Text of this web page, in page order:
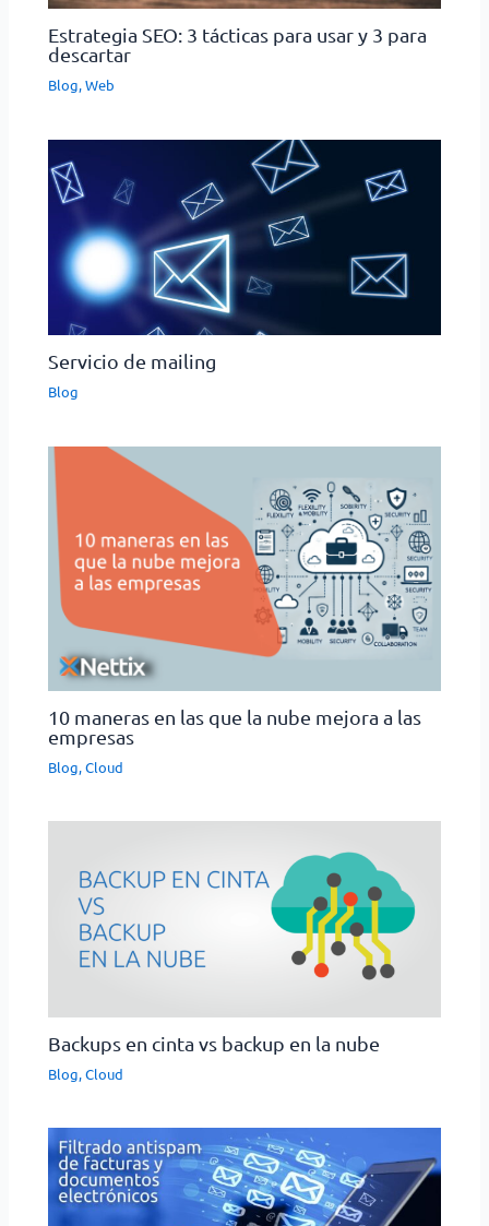
Estrategia SEO: 3 tácticas para usar y 3 para
descartar
Blog,Web
Servicio de mailing
Blog
10 maneras en las que la nube mejora a las
empresas
Blog,Cloud
Backups en cinta vs backup en la nube
Blog,Cloud